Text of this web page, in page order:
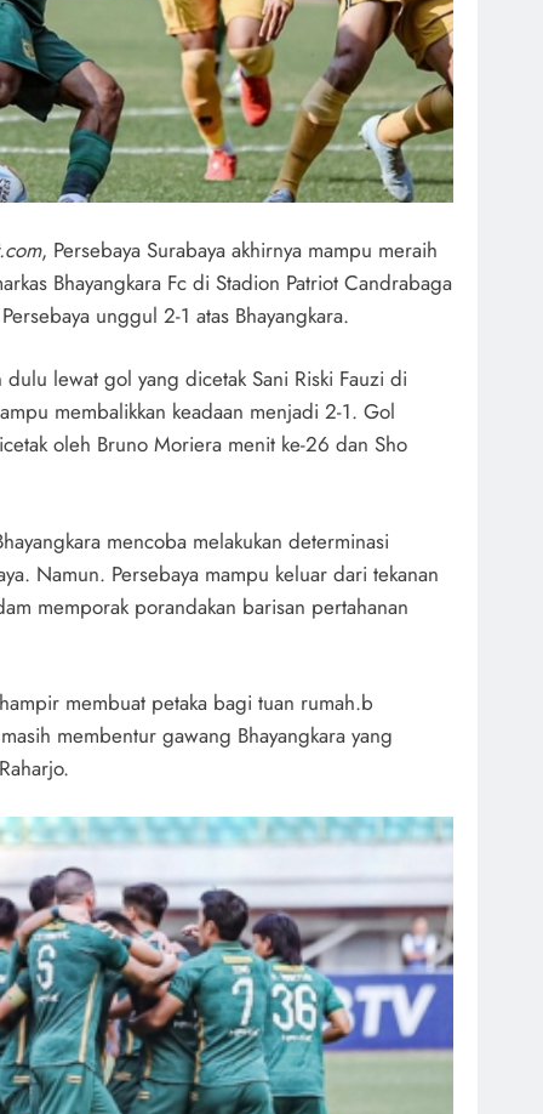
, Persebaya Surabaya akhirnya mampu meraih
Bhayangkara Fc di Stadion Patriot Candrabaga
unggul 2-1 atas Bhayangkara.
lewat gol yang dicetak Sani Riski Fauzi di
membalikkan keadaan menjadi 2-1. Gol
oleh Bruno Moriera menit ke-26 dan Sho
mencoba melakukan determinasi
Namun. Persebaya mampu keluar dari tekanan
memporak porandakan barisan pertahanan
membuat petaka bagi tuan rumah.b
membentur gawang Bhayangkara yang